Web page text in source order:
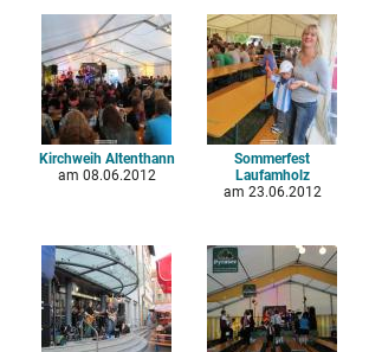
Kirchweih Altenthann
am 08.06.2012
Sommerfest
Laufamholz
am 23.06.2012